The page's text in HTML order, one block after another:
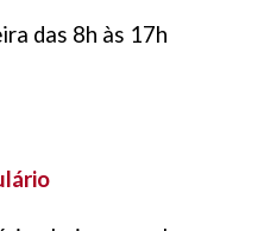
das 8h às 17h